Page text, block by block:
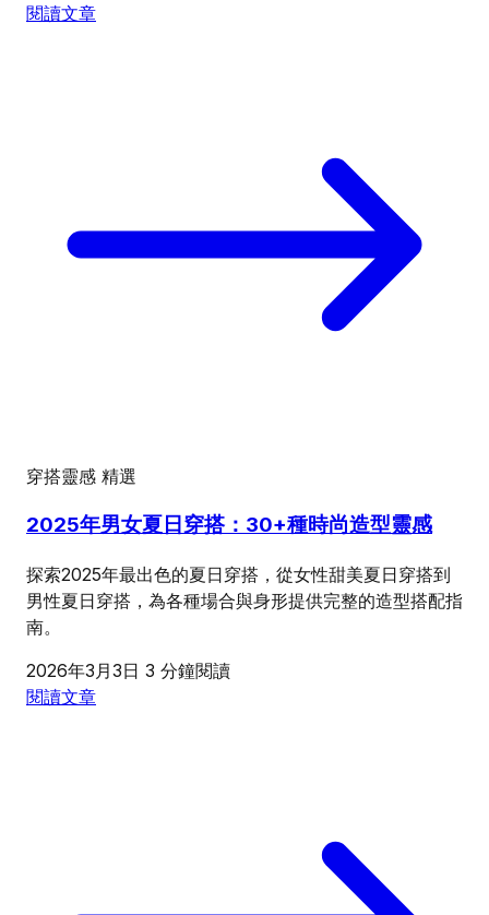
閱讀文章
穿搭靈感 精選
2025年男女夏日穿搭：30+種時尚造型靈感
探索2025年最出色的夏日穿搭，從女性甜美夏日穿搭到
男性夏日穿搭，為各種場合與身形提供完整的造型搭配指
南。
2026年3月3日 3 分鐘閱讀
閱讀文章